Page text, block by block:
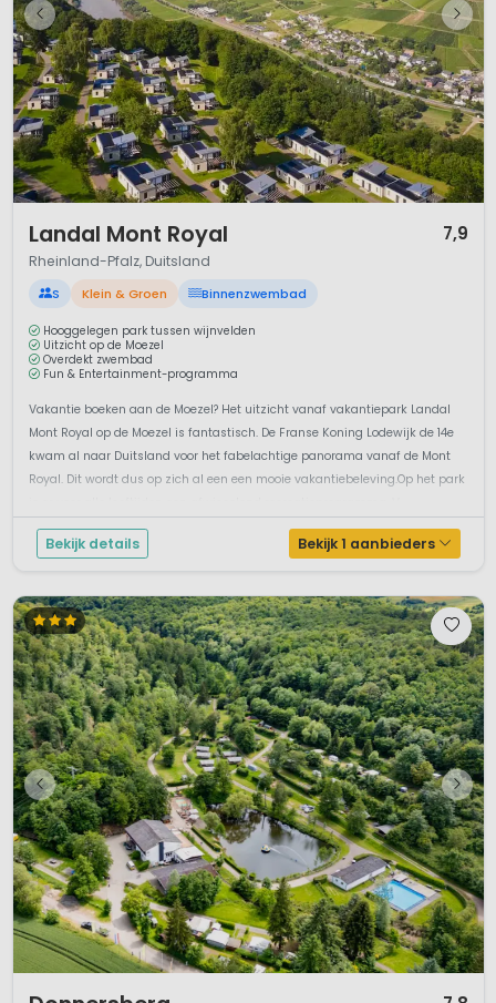
Landal Mont Royal 7,9
Rheinland-Pfalz, Duitsland
S Klein & Groen Binnenzwembad
Hooggelegen park tussen wijnvelden
Uitzicht op de Moezel
Overdekt zwembad
Fun & Entertainment-programma
Vakantie boeken aan de Moezel? Het uitzicht vanaf vakantiepark Landal
Mont Royal op de Moezel is fantastisch. De Franse Koning Lodewijk de 14e
kwam al naar Duitsland voor het fabelachtige panorama vanaf de Mont
Royal. Dit wordt dus op zich al een een mooie vakantiebeleving.Op het park
Bekijk details Bekijk 1 aanbieders